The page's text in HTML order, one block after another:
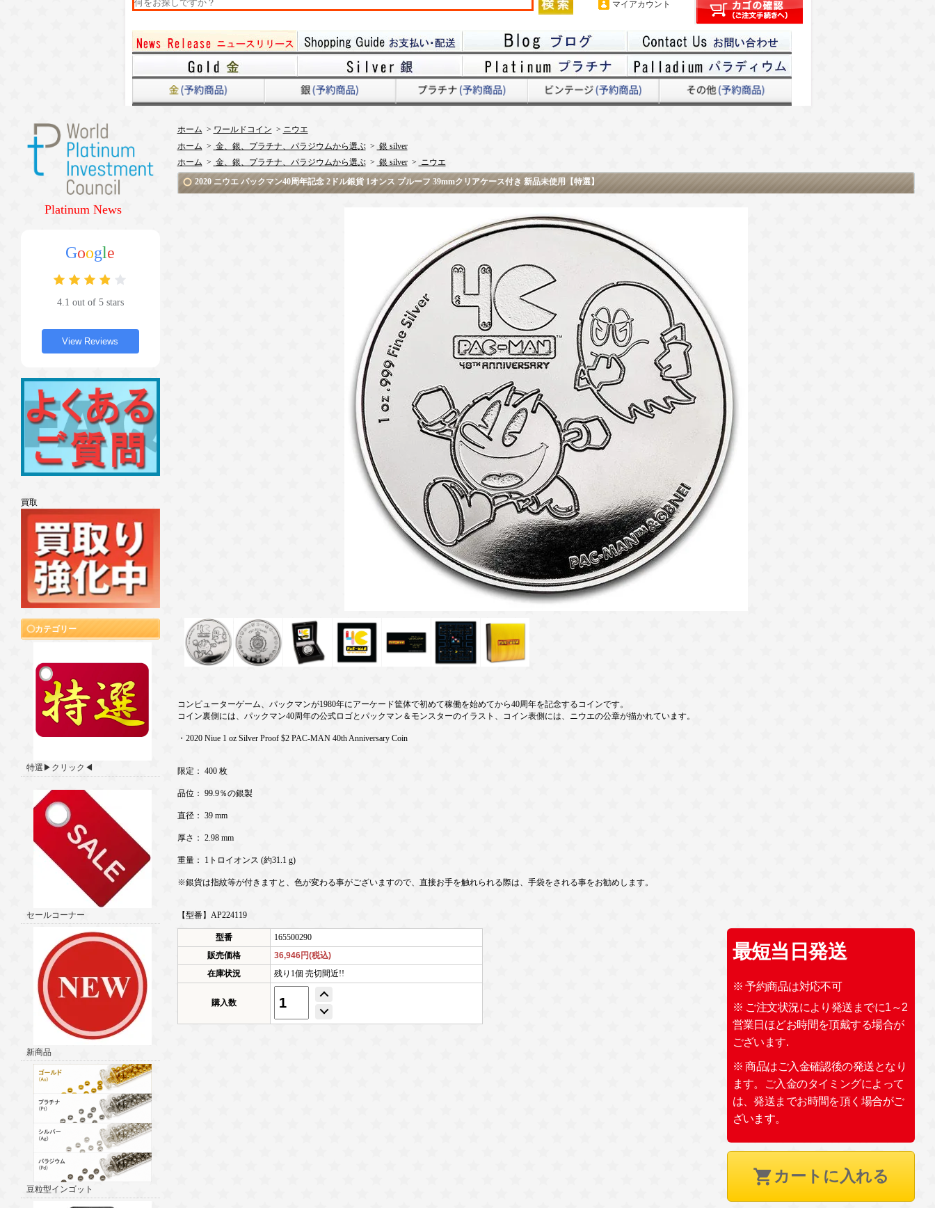
マイアカウント
Platinum News
Google
4.1 out of 5 stars
View Reviews
買取
カテゴリー
特選▶クリック◀
セールコーナー
新商品
豆粒型インゴット
ホーム > ワールドコイン > ニウエ
ホーム > 金、銀、プラチナ、パラジウムから選ぶ> 銀 silver
ホーム > 金、銀、プラチナ、パラジウムから選ぶ> 銀 silver> ニウエ
2020 ニウエ パックマン40周年記念 2ドル銀貨 1オンス プルーフ 39mmクリアケース付き 新品未使用【特選】
コンピューターゲーム、パックマンが1980年にアーケード筐体で初めて稼働を始めてから40周年を記念するコインです。
コイン裏側には、パックマン40周年の公式ロゴとパックマン＆モンスターのイラスト、コイン表側には、ニウエの公章が描かれています。
・2020 Niue 1 oz Silver Proof $2 PAC-MAN 40th Anniversary Coin
限定： 400 枚
品位： 99.9％の銀製
直径： 39 mm
厚さ： 2.98 mm
重量： 1トロイオンス (約31.1 g)
※銀貨は指紋等が付きますと、色が変わる事がございますので、直接お手を触れられる際は、手袋をされる事をお勧めします。
【型番】AP224119
型番
165500290
販売価格
36,946円(税込)
在庫状況
残り1個 売切間近!!
購入数
最短当日発送
※ 予約商品は対応不可
※ ご注文状況により発送までに1～2
営業日ほどお時間を頂戴する場合が
ございます.
※ 商品はご入金確認後の発送となり
ます。ご入金のタイミングによって
は、発送までお時間を頂く場合がご
ざいます。
カートに入れる